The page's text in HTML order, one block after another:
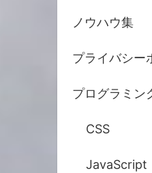
ノウハウ集
プライバシー
プログラミン
CSS
JavaScript